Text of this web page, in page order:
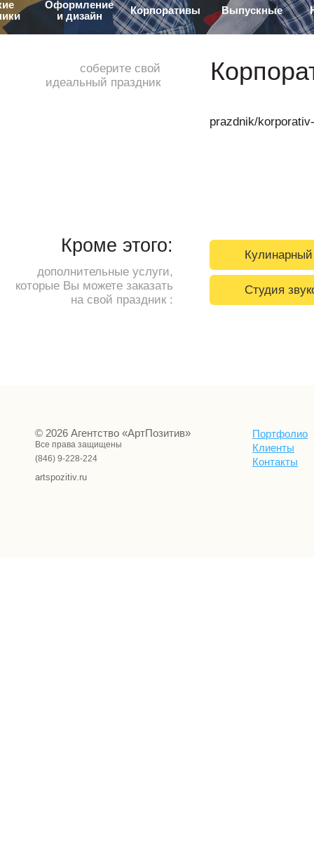
Оформление
и дизайн
Корпоративы Выпускные
соберите свой
идеальный праздник
prazdnik/
Кроме этого:
дополнительные услуги,
которые Вы можете заказать
на свой праздник :
Студия
© 2026 Агентство «АртПозитив»
Все права защищены
(846) 9-228-224
artspozitiv.ru
Портфолио
Клиенты
Контакты